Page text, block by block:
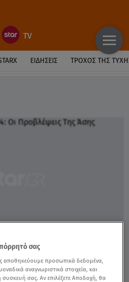
ΕΙΔΉΣΕΙΣ ΤΡΟΧΌΣ ΤΗΣ
24: Οι Προβλέψεις
Video
σας
αποθηκεύουμε προσωπικά δεδομένα,
αναγνωριστικά στοιχεία, και
σας. Αν επιλέξετε Αποδοχή, θα